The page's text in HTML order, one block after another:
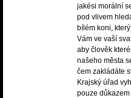
jakési morální
pod vlivem
bílém koni,
Vám ve vaší
aby člověk
našeho města
čem zakládáte
Krajský úřad
pouze